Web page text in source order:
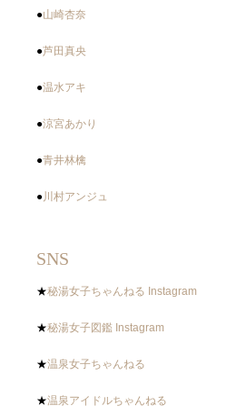
●山崎杏奈
●芦田真央
●温水アキ
●涼宮あかり
●青井林檎
● 川村アンジュ
SNS
★秘湯女子ちゃんねる Instagram
★秘湯女子図鑑 Instagram
★温泉女子ちゃんねる
★温泉アイドルちゃんねる